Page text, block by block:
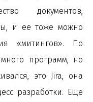
документов,
и ее тоже можно
«митингов». По
программ, но
это Jira, она
разработки. Еще